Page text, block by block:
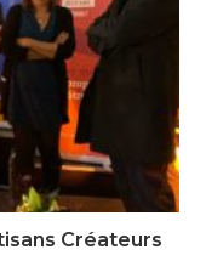
Créateurs